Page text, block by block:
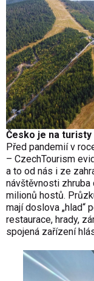
Česko je na
Před pandemií v
– CzechTourism
a to od nás i ze
návštěvnosti zhruba
milionů hostů.
mají doslova „hlad“
restaurace, hrady,
spojená zařízení